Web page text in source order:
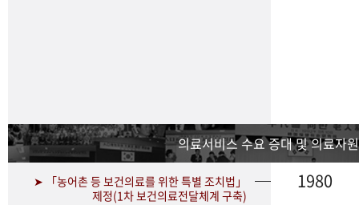
의료서비스 수요 증대 및 의료자
➤ 「농어촌 등 보건의료를 위한 특별 조치법」
제정(1차 보건의료전달체계 구축)
1980